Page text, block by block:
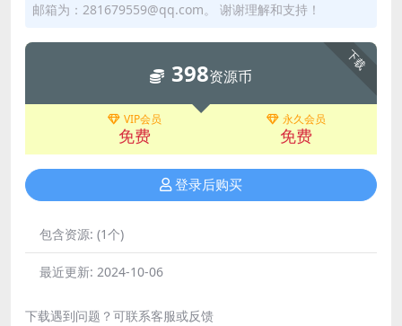
邮箱为：281679559@qq.com。 谢谢理解和支持！
下载
398资源币
VIP会员
免费
永久会员
免费
登录后购买
包含资源: (1个)
最近更新: 2024-10-06
下载遇到问题？可联系客服或反馈